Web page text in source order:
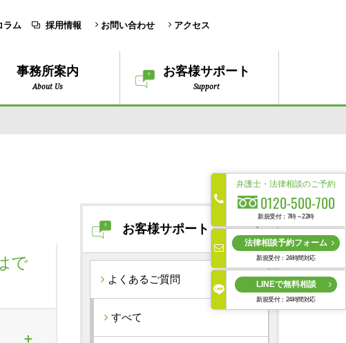
ラム 採用情報 お問い合わせ アクセス
事務所案内
About Us
お客様サポート
Support
で
お客様サポート
よくあるご質問
すべて
弁護士・法律相談のご予約
0120-500-700
新規受付：7時～22時
法律相談予約フォーム
新規受付：24時間対応
LINEで無料相談
新規受付：24時間対応